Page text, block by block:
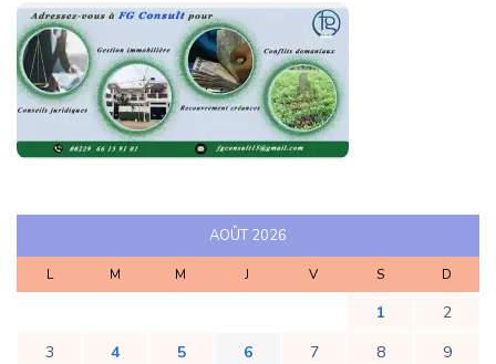
AOÛT 2026
L M M J V S D
1
2
3
4 5 6 7 8
9